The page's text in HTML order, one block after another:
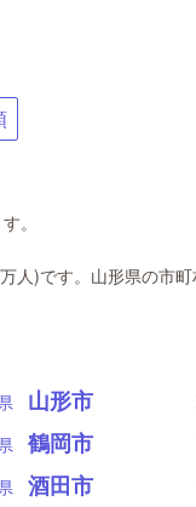
。
人)です。山形県の市
山形市
鶴岡市
酒田市